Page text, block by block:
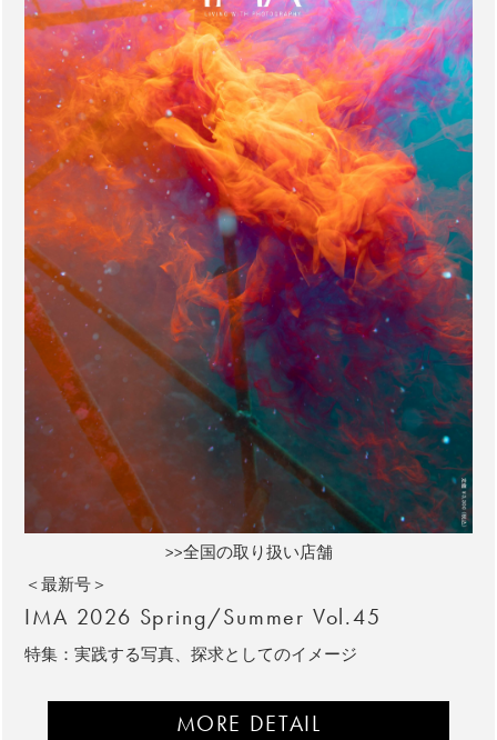
>>全国の取り扱い店舗
＜最新号＞
IMA 2026 Spring/Summer Vol.45
特集：実践する写真、探求としてのイメージ
MORE DETAIL